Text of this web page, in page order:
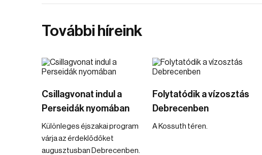
További híreink
Csillagvonat indul a
Perseidák nyomában
Különleges éjszakai program
várja az érdeklődőket
augusztusban Debrecenben.
Folytatódik a vízosztás
Debrecenben
A Kossuth téren.